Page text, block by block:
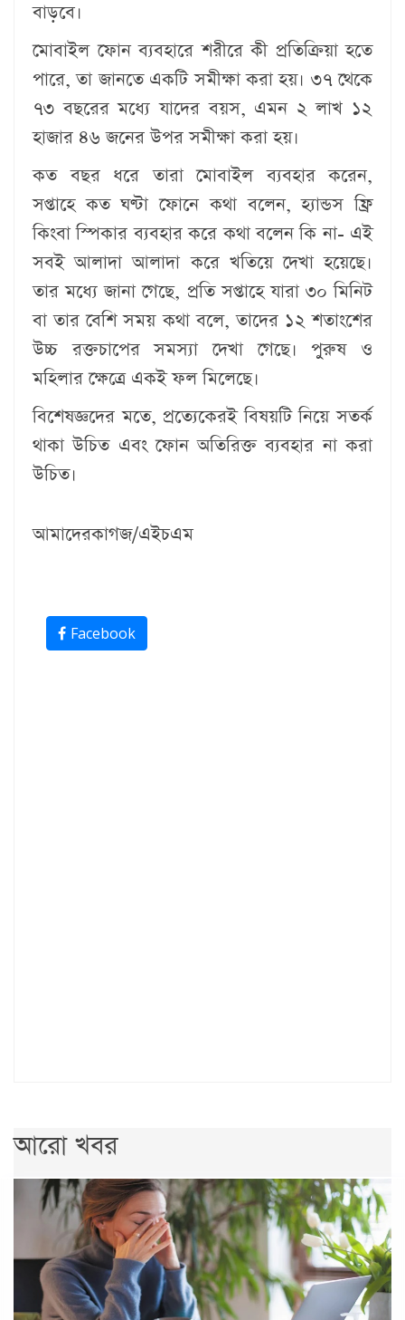
বাড়বে।
মোবাইল ফোন ব্যবহারে শরীরে কী প্রতিক্রিয়া হতে
পারে, তা জানতে একটি সমীক্ষা করা হয়। ৩৭ থেকে
৭৩ বছরের মধ্যে যাদের বয়স, এমন ২ লাখ ১২
হাজার ৪৬ জনের উপর সমীক্ষা করা হয়।
কত বছর ধরে তারা মোবাইল ব্যবহার করেন,
সপ্তাহে কত ঘণ্টা ফোনে কথা বলেন, হ্যান্ডস ফ্রি
কিংবা স্পিকার ব্যবহার করে কথা বলেন কি না- এই
সবই আলাদা আলাদা করে খতিয়ে দেখা হয়েছে।
তার মধ্যে জানা গেছে, প্রতি সপ্তাহে যারা ৩০ মিনিট
বা তার বেশি সময় কথা বলে, তাদের ১২ শতাংশের
উচ্চ রক্তচাপের সমস্যা দেখা গেছে। পুরুষ ও
মহিলার ক্ষেত্রে একই ফল মিলেছে।
বিশেষজ্ঞদের মতে, প্রত্যেকেরই বিষয়টি নিয়ে সতর্ক
থাকা উচিত এবং ফোন অতিরিক্ত ব্যবহার না করা
উচিত।
আমাদেরকাগজ/এইচএম
Facebook
আরো খবর